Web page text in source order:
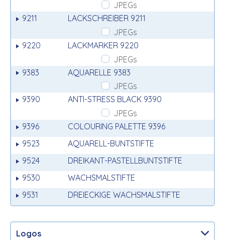
JPEGs
9211
LACKSCHREIBER 9211
JPEGs
9220
LACKMARKER 9220
JPEGs
9383
AQUARELLE 9383
JPEGs
9390
ANTI-STRESS BLACK 9390
JPEGs
9396
COLOURING PALETTE 9396
9523
AQUARELL-BUNTSTIFTE
9524
DREIKANT-PASTELLBUNTSTIFTE
9530
WACHSMALSTIFTE
9531
DREIECKIGE WACHSMALSTIFTE
Logos